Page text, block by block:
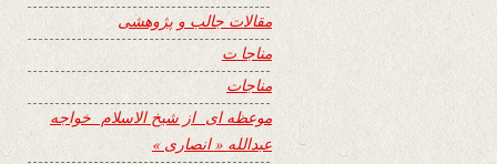
مقالات جالب و پژوهشی
مناجا ت
مناجات
موعظه ای از شیخ الاسلام خواجه
عبدالله « انصاری »